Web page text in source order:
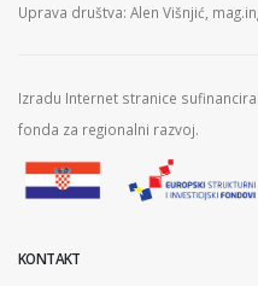
Uprava društva: Alen Višnjić,
Izradu Internet stranice
fonda za regionalni razvoj.
KONTAKT